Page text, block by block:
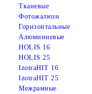
Тканевые
Фотожалюзи
Горизонтальные
Алюминиевые
HOLIS 16
HOLIS 25
IzotraHIT 16
IzotraHIT 25
Межрамные